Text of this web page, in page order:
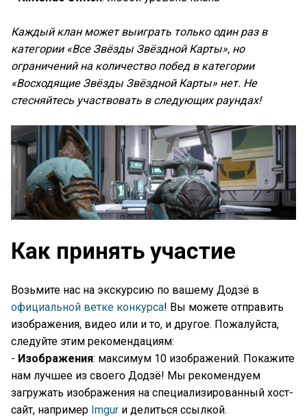
Каждый клан может выиграть только один раз в
категории «Все Звёзды Звёздной Карты», но
ограничений на количество побед в категории
«Восходящие Звёзды Звёздной Карты» нет. Не
стесняйтесь участвовать в следующих раундах!
Как принять участие
Возьмите нас на экскурсию по вашему Додзё в
официальной ветке конкурса! Вы можете отправить
изображения, видео или и то, и другое. Пожалуйста,
следуйте этим рекомендациям:
- Изображения: максимум 10 изображений. Покажите
нам лучшее из своего Додзё! Мы рекомендуем
загружать изображения на специализированный хост-
сайт, например Imgur и делиться ссылкой.